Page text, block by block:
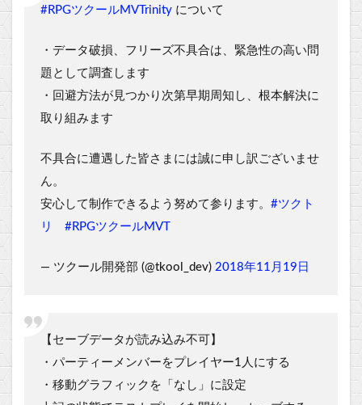
#RPGツクールMVTrinity について
・データ破損、フリーズ不具合は、緊急性の高い問
題として調査します
・回避方法が見つかり次第早期周知し、根本解決に
取り組みます
不具合に遭遇した皆さまには誠に申し訳ございませ
ん。
安心して制作できるよう努めて参ります。 #ツクト
リ
#RPGツクールMVT
— ツクール開発部 (@tkool_dev) 2018年11月19日
【セーブデータが読み込み不可】
・パーティーメンバーをプレイヤー1人にする
・移動グラフィックを「なし」に設定